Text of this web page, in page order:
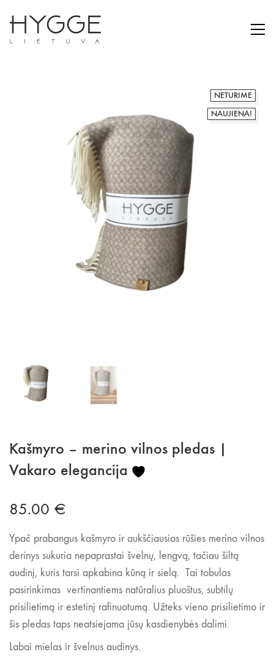
NETURIME
NAUJIENA!
Kašmyro – merino vilnos pledas |
Vakaro elegancija
85.00 €
Ypač prabangus kašmyro ir aukščiausios rūšies merino vilnos
derinys sukuria nepaprastai švelnų, lengvą, tačiau šiltą
audinį, kuris tarsi apkabina kūną ir sielą. Tai tobulas
pasirinkimas vertinantiems natūralius pluoštus, subtilų
prisilietimą ir estetinį rafinuotumą. Užteks vieno prisilietimo ir
šis pledas taps neatsiejama jūsų kasdienybės dalimi.
Labai mielas ir švelnus audinys.